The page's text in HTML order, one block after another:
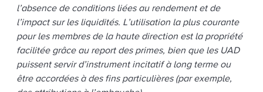
l’absence de conditions liées au rendement et de
l’impact sur les liquidités. L’utilisation la plus courante
pour les membres de la haute direction est la propriété
facilitée grâce au report des primes, bien que les UAD
puissent servir d’instrument incitatif à long terme ou
être accordées à des fins particulières (par exemple,